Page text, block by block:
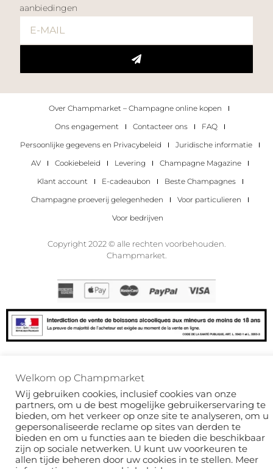
aanbiedingen
Over Champmarket – Champagne online kopen
Ons engagement
Contacteer ons
FAQ
Persoonlijke gegevens en Privacybeleid
Juridische informatie
AV
Cookiebeleid Levering
Champagne Magazine
Klant account
E-cadeaubon
Beste Champagnes
Champagne proeverij gelegenheden
Voor particulieren
Voor bedrijven
Copyright 2022 © alle rechten voorbehouden.
Champmarket.
GEZONDHEID. DRINK MET VERSTAND.
Deze site wordt beschermd door reCAPTCHA en het
servicevoorwaarden vanzijn van toepassing.
Welkom op Champmarket
Wij gebruiken cookies, inclusief cookies van onze
partners, om u de best mogelijke gebruikerservaring te
bieden, om het verkeer op onze site te analyseren, om u
gepersonaliseerde reclame op sites van derden te
bieden en om u functies aan te bieden die beschikbaar
zijn op sociale netwerken. U kunt uw voorkeuren te
allen tijde beheren door uw cookies in te stellen. Meer